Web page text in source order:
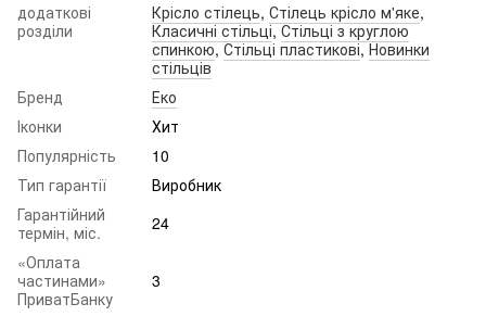
додаткові
розділи
Крісло стілець, Стілець крісло м'яке,
Класичні стільці,Стільці з круглою
спинкою,Стільці пластикові,Новинки
стільців
Бренд
Еко
Іконки
Хит
Популярність
10
Тип гарантії
Виробник
Гарантійний
термін, міс.
24
«Оплата
частинами»
ПриватБанку
3